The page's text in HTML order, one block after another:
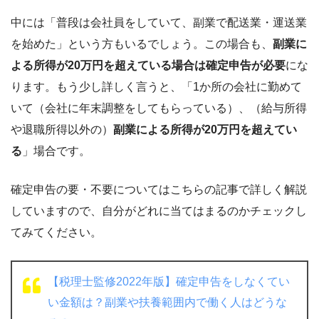
中には「普段は会社員をしていて、副業で配送業・運送業
を始めた」という方もいるでしょう。この場合も、 副業に
よる所得が20万円を超えている場合は確定申告が必要にな
ります。もう少し詳しく言うと、「1か所の会社に勤めて
いて（会社に年末調整をしてもらっている）、（給与所得
や退職所得以外の） 副業による所得が20万円を超えてい
る 」場合です。
確定申告の要・不要についてはこちらの記事で詳しく解説
していますので、自分がどれに当てはまるのかチェックし
てみてください。
【税理士監修2022年版】確定申告をしなくてい
い金額は？副業や扶養範囲内で働く人はどうな